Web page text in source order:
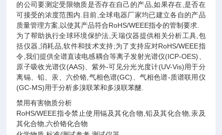
的公司要测定受限物质是否存在自己的产品 如果存在 是否在
可接受的浓度范围内 目前 全球电器厂家均已建立各自的产品
质量管理方案 以使其产品符合RoHS/WEEE指令的管制要求
为了帮助执行全球环境保护法 天瑞仪器提供相关分析工具 包
括仪器 消耗品 软件和技术支持;为了支持应对RoHS/WEEE指
令 我们提供全谱直读电感耦合等离子发射光谱仪(ICP-OES)
原子吸收光谱仪(AAS) 、紫外-可见分光光度计(UV-Vis)用于分
离镉、铅、汞、六价铬 气相色谱(GC) 、气相色谱-质谱联用仪
(GC-MS)用于分析多溴联苯和多溴联苯醚
禁用有害物质分析
RoHS/WEEE指令禁止使用镉及其化合物 铅及其化合物 汞及
其化合物 ,六价铬化合物